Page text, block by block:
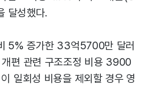
달성했다.
5% 증가한 33억5700만 달러
편 관련 구조조정 비용 3900
일회성 비용을 제외할 경우 영